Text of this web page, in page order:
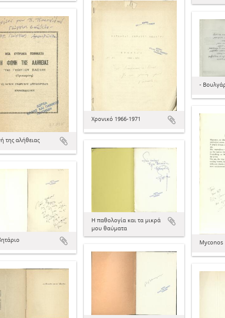
Χρονικό 1966-1971
της αλήθειας
-
Myconos
Η παθολογία και τα μικρά
μου θαύματα